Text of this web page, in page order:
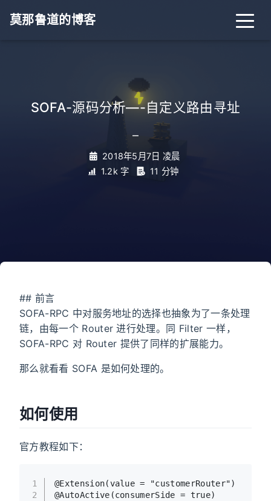
莫那鲁道的博客
SOFA-源码分析—-自定义路由寻址
2018年5月7日 凌晨
1.2k 字
11 分钟
## 前言
SOFA-RPC 中对服务地址的选择也抽象为了一条处理
链，由每一个 Router 进行处理。同 Filter 一样，
SOFA-RPC 对 Router 提供了同样的扩展能力。
那么就看看 SOFA 是如何处理的。
如何使用
官方教程如下：
1
2
@Extension(value = "customerRouter")
@AutoActive(consumerSide = true)